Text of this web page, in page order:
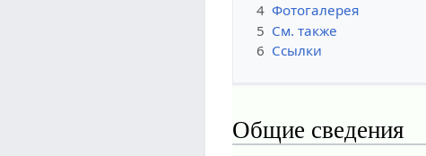
4 Фотогалерея
5 См. также
6 Ссылки
Общие сведения